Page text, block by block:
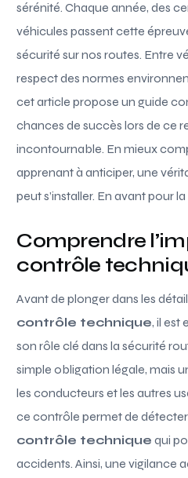
sérénité. Chaque année, des
véhicules passent cette
sécurité sur nos routes. Entre
respect des normes
cet article propose un guide
chances de succès lors de ce
incontournable. En mieux
apprenant à anticiper, une
peut s’installer. En avant pour
Comprendre
contrôle
Avant de plonger dans les
contrôle technique, il est
son rôle clé dans la sécurité
simple obligation légale, mais
les conducteurs et les autres
ce contrôle permet de détecter
contrôle technique qui
accidents. Ainsi, une vigilance